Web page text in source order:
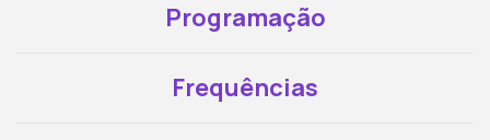
Programação
Frequências